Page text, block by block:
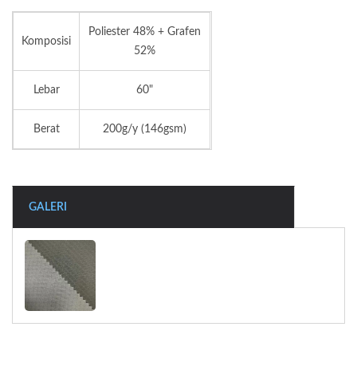
Komposisi
Poliester 48% + Grafen
52%
Lebar 60"
Berat 200g/y (146gsm)
GALERI